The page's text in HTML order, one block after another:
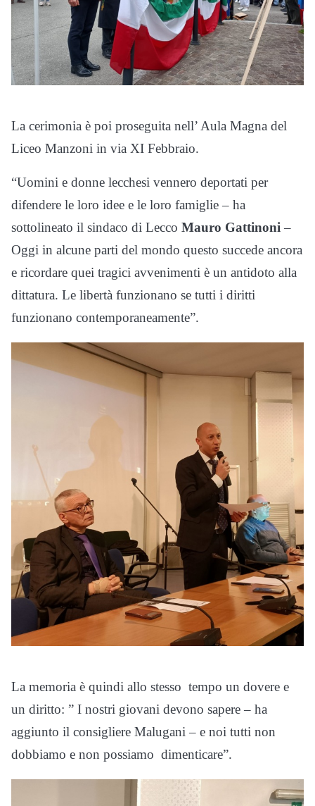
La cerimonia è poi proseguita nell’ Aula Magna del
Liceo Manzoni in via XI Febbraio.
“Uomini e donne lecchesi vennero deportati per
difendere le loro idee e le loro famiglie – ha
sottolineato il sindaco di Lecco Mauro Gattinoni –
Oggi in alcune parti del mondo questo succede ancora
e ricordare quei tragici avvenimenti è un antidoto alla
dittatura. Le libertà funzionano se tutti i diritti
funzionano contemporaneamente”.
La memoria è quindi allo stesso tempo un dovere e
un diritto: ” I nostri giovani devono sapere – ha
aggiunto il consigliere Malugani – e noi tutti non
dobbiamo e non possiamo dimenticare”.